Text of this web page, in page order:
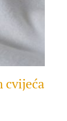
cvijeća